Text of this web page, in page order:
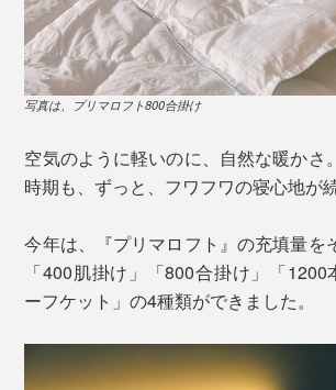
写真は、プリマロフト800合掛け
空気のように軽いのに、自然な暖かさ
時期も、ずっと、フワフワの寝心地が
今年は、『プリマロフト』の充填量を
「400肌掛け」「800合掛け」「
ーフケット」の4種類ができました。